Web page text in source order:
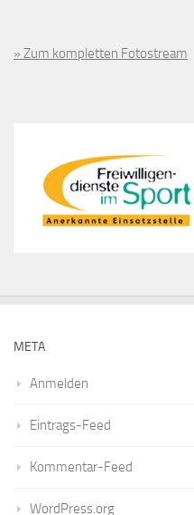
» Zum kompletten Fotostream
META
Anmelden
Eintrags-Feed
Kommentar-Feed
WordPress.org